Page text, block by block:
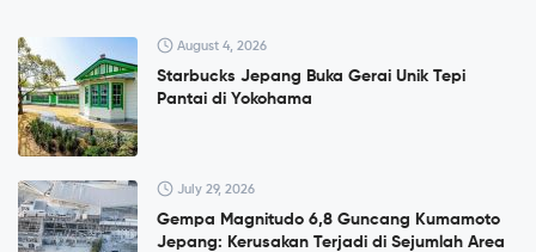
August 4, 2026
Starbucks Jepang Buka Gerai Unik Tepi
Pantai di Yokohama
July 29, 2026
Gempa Magnitudo 6,8 Guncang Kumamoto
Jepang: Kerusakan Terjadi di Sejumlah Area